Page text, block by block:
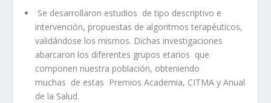
Se desarrollaron estudios de tipo descriptivo e
intervención, propuestas de algoritmos terapéuticos,
validándose los mismos. Dichas investigaciones
abarcaron los diferentes grupos etarios que
componen nuestra población, obteniendo
muchas de estas Premios Academia, CITMA y Anual
de la Salud.